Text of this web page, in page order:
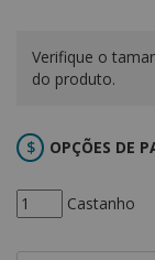
Castanho
Verifique o
do produto.
OPÇÕES DE